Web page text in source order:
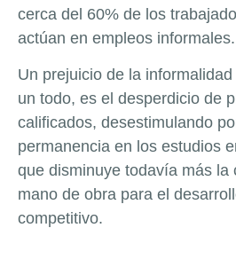
cerca del 60% de los
actúan en empleos informales.
Un prejuicio de la
un todo, es el desperdicio de
calificados, desestimulando
permanencia en los estudios
que disminuye todavía más la
mano de obra para el
competitivo.